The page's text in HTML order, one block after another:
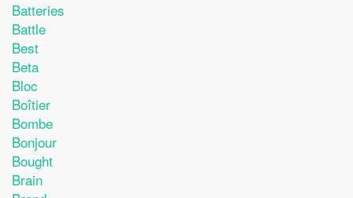
Batteries
Battle
Best
Beta
Bloc
Boîtier
Bombe
Bonjour
Bought
Brain